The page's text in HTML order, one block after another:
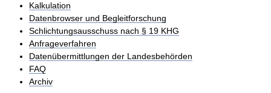
Kalkulation
Datenbrowser und Begleitforschung
Schlichtungsausschuss nach § 19 KHG
Anfrageverfahren
Datenübermittlungen der Landesbehörden
FAQ
Archiv